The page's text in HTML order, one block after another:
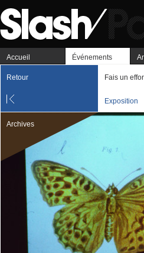
Accueil Événements
Retour Fais un
Exposition
Archives